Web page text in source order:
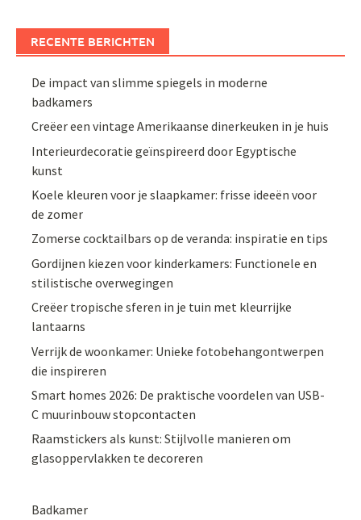
RECENTE BERICHTEN
De impact van slimme spiegels in moderne
badkamers
Creëer een vintage Amerikaanse dinerkeuken in je huis
Interieurdecoratie geïnspireerd door Egyptische
kunst
Koele kleuren voor je slaapkamer: frisse ideeën voor
de zomer
Zomerse cocktailbars op de veranda: inspiratie en tips
Gordijnen kiezen voor kinderkamers: Functionele en
stilistische overwegingen
Creëer tropische sferen in je tuin met kleurrijke
lantaarns
Verrijk de woonkamer: Unieke fotobehangontwerpen
die inspireren
Smart homes 2026: De praktische voordelen van USB-
C muurinbouw stopcontacten
Raamstickers als kunst: Stijlvolle manieren om
glasoppervlakken te decoreren
Badkamer